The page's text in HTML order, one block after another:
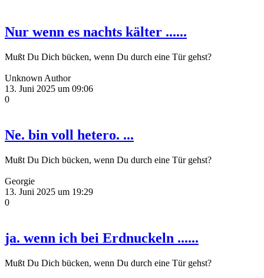
Nur wenn es nachts kälter ......
Mußt Du Dich bücken, wenn Du durch eine Tür gehst?
Unknown Author
13. Juni 2025 um 09:06
0
Ne. bin voll hetero. ...
Mußt Du Dich bücken, wenn Du durch eine Tür gehst?
Georgie
13. Juni 2025 um 19:29
0
ja. wenn ich bei Erdnuckeln ......
Mußt Du Dich bücken, wenn Du durch eine Tür gehst?